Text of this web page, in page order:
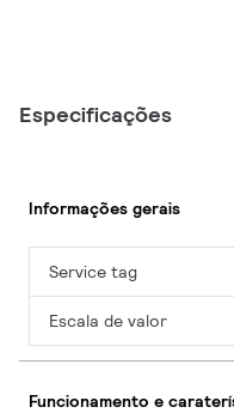
Especificações
Informações gerais
Service tag
Escala de valor
Funcionamento e